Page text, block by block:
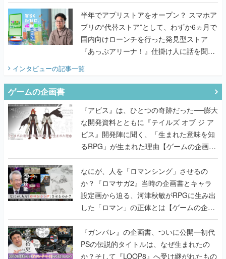
『あっぷアリーナ！』仕掛け人に話を聞い
てみた
インタビューの記事一覧
『アビス』は、ひとつの奇跡だった──膨大
な開発資料とともに『テイルズ オブ ジ ア
るRPG」が生まれた理由【ゲームの企画
書】
なにが、人を「ロマンシング」させるの
か？『ロマサガ2』当時の企画書とキャラ
設定画から迫る、河津秋敏がRPGに生み出
した「ロマン」の正体とは【ゲームの企画
書】
『ガンパレ』の企画書、ついに公開━初代
PSの伝説的タイトルは、なぜ生まれたの
か？そして『LOOP8』へ受け継がれたもの
【ゲームの企画書】
世界が認めるゲームデザイナー・上田文人